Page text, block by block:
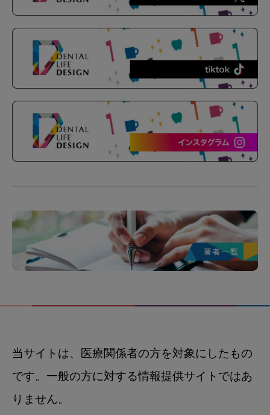
当サイトは、医療関係者の方を対象にしたもの
です。一般の方に対する情報提供サイトではあ
りません。